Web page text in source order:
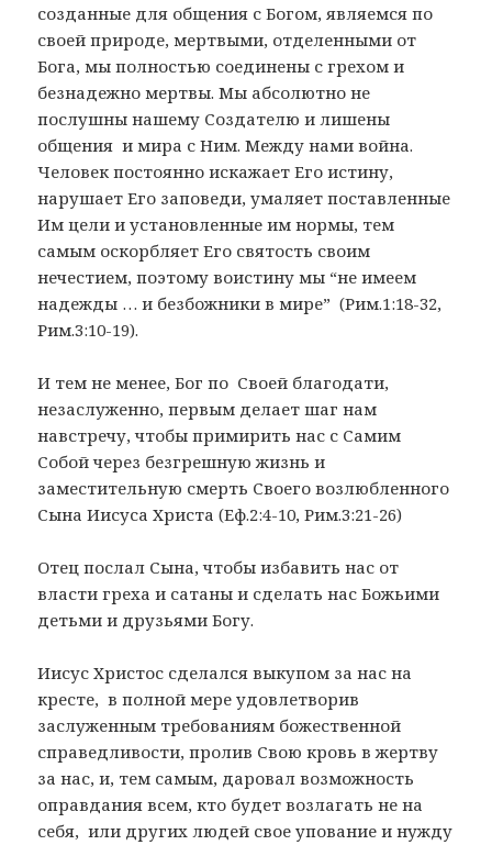
созданные для общения с Богом, являемся по
своей природе, мертвыми, отделенными от
Бога, мы полностью соединены с грехом и
безнадежно мертвы. Мы абсолютно не
послушны нашему Создателю и лишены
общения и мира с Ним. Между нами война.
Человек постоянно искажает Его истину,
нарушает Его заповеди, умаляет поставленные
Им цели и установленные им нормы, тем
самым оскорбляет Его святость своим
нечестием, поэтому воистину мы “не имеем
надежды … и безбожники в мире” (Рим.1:18-32,
Рим.3:10-19).
И тем не менее, Бог по Своей благодати,
незаслуженно, первым делает шаг нам
навстречу, чтобы примирить нас с Самим
Собой через безгрешную жизнь и
заместительную смерть Своего возлюбленного
Сына Иисуса Христа (Еф.2:4-10, Рим.3:21-26)
Отец послал Сына, чтобы избавить нас от
власти греха и сатаны и сделать нас Божьими
детьми и друзьями Богу.
Иисус Христос сделался выкупом за нас на
кресте, в полной мере удовлетворив
заслуженным требованиям божественной
справедливости, пролив Свою кровь в жертву
за нас, и, тем самым, даровал возможность
оправдания всем, кто будет возлагать не на
себя, или других людей свое упование и нужду